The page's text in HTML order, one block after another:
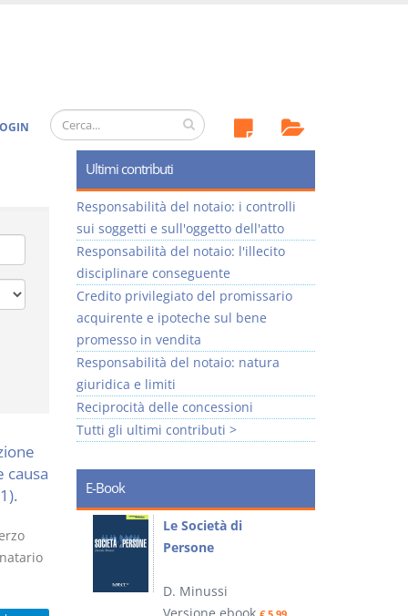
causa
Ultimi contributi
Responsabilità del notaio: i controlli
sui soggetti e sull'oggetto dell'atto
Responsabilità del notaio: l'illecito
disciplinare conseguente
Credito privilegiato del promissario
acquirente e ipoteche sul bene
promesso in vendita
Responsabilità del notaio: natura
giuridica e limiti
Reciprocità delle concessioni
Tutti gli ultimi contributi >
E-Book
Le Società di
Persone
D. Minussi